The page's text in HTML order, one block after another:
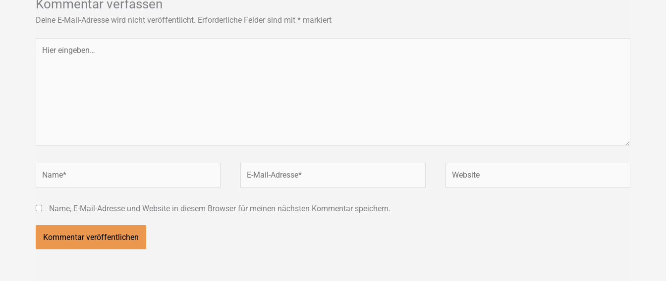
Kommentar verfassen
Deine E-Mail-Adresse wird nicht veröffentlicht. Erforderliche Felder sind mit * markiert
eingeben…
Mail-
Name, E-Mail-Adresse und Website in diesem Browser für meinen nächsten Kommentar speichern.